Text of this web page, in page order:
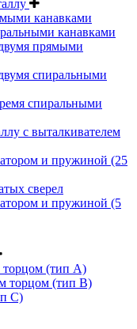
канавками
канавками
прямыми
спиральными
спиральными
c выталкивателем
и пружиной (25
сверел
и пружиной (5
торцом (тип А)
торцом (тип В)
С)